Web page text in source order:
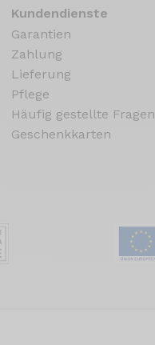
Kundendienste
Garantien
Zahlung
Lieferung
Pflege
Häufig gestellte Fragen
Geschenkkarten